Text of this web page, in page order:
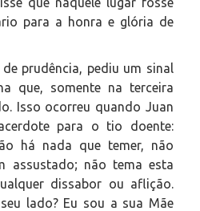
para a honra e glória de
prudência, pediu um sinal
que, somente na terceira
Isso ocorreu quando Juan
para o tio doente:
há nada que temer, não
assustado; não tema esta
dissabor ou aflição.
lado? Eu sou a sua Mãe